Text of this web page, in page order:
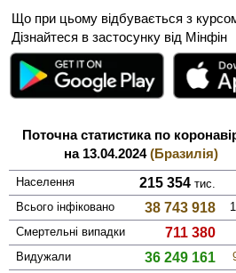
Що при цьому відбувається з
Дізнайтеся в застосунку від Мінфін
Поточна статистика по
на 13.04.2024(Бразилія)
Населення 215 354 тис.
Всього інфі­ковано
38 743 918
Смер­тельні випадки
711 380
Виду­жали 36 249 161